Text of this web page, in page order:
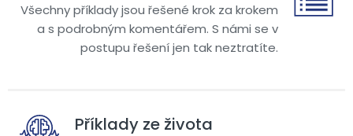
Všechny příklady jsou řešené krok za krokem
a s podrobným komentářem. S námi se v
postupu řešení jen tak neztratíte.
Příklady ze života